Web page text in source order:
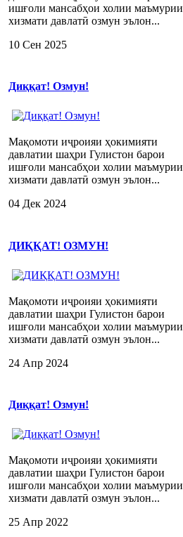
ишғоли мансабҳои холии маъмурии
хизмати давлатӣ озмун эълон...
10 Сен 2025
Диққат! Озмун!
Мақомоти иҷроияи ҳокимияти
давлатии шаҳри Гулистон барои
ишғоли мансабҳои холии маъмурии
хизмати давлатӣ озмун эълон...
04 Дек 2024
ДИҚҚАТ! ОЗМУН!
Мақомоти иҷроияи ҳокимияти
давлатии шаҳри Гулистон барои
ишғоли мансабҳои холии маъмурии
хизмати давлатӣ озмун эълон...
24 Апр 2024
Диққат! Озмун!
Мақомоти иҷроияи ҳокимияти
давлатии шаҳри Гулистон барои
ишғоли мансабҳои холии маъмурии
хизмати давлатӣ озмун эълон...
25 Апр 2022